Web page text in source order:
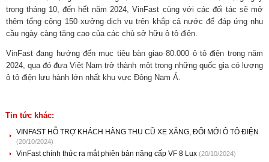
trong tháng 10, đến hết năm 2024, VinFast cùng với các đối tác sẽ mở
thêm tổng cộng 150 xưởng dịch vụ trên khắp cả nước để đáp ứng nhu
cầu ngày càng tăng cao của các chủ sở hữu ô tô điện.
VinFast đang hướng đến mục tiêu bàn giao 80.000 ô tô điện trong năm
2024, qua đó đưa Việt Nam trở thành một trong những quốc gia có lượng
ô tô điện lưu hành lớn nhất khu vực Đông Nam Á.
Tin tức khác:
VINFAST HỖ TRỢ KHÁCH HÀNG THU CŨ XE XĂNG, ĐỔI MỚI Ô TÔ ĐIỆN
(20/10/2024)
VinFast chính thức ra mắt phiên bản nâng cấp VF 8 Lux (20/10/2024)